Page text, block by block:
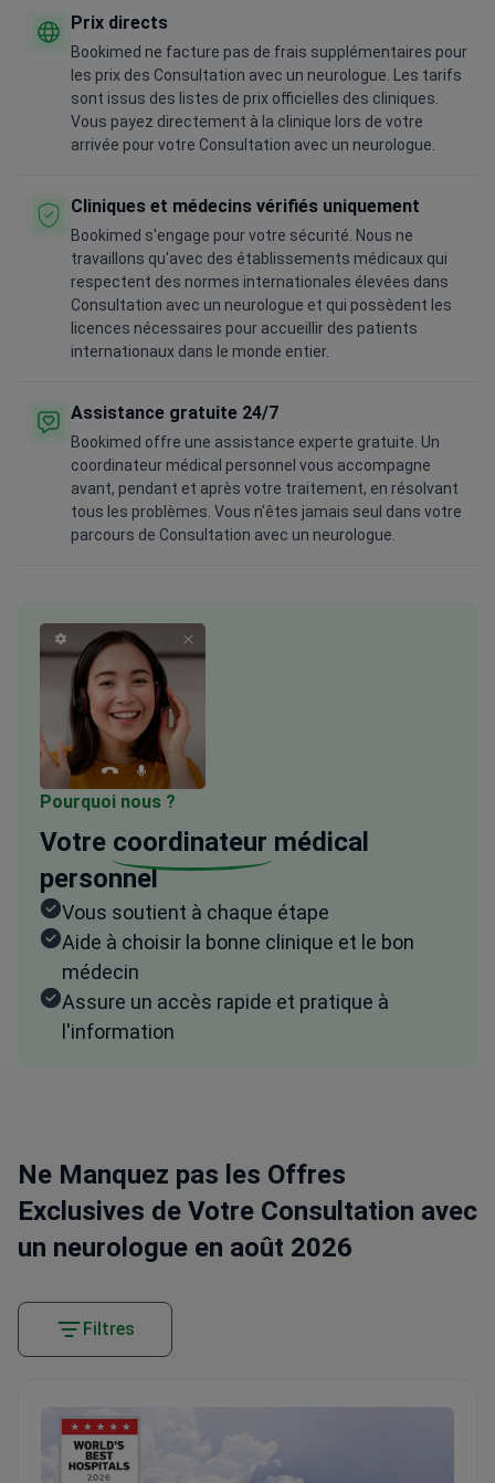
Prix directs
Bookimed ne facture pas de frais supplémentaires pour
les prix des Consultation avec un neurologue. Les tarifs
sont issus des listes de prix officielles des cliniques.
Vous payez directement à la clinique lors de votre
arrivée pour votre Consultation avec un neurologue.
Cliniques et médecins vérifiés uniquement
Bookimed s'engage pour votre sécurité. Nous ne
travaillons qu'avec des établissements médicaux qui
respectent des normes internationales élevées dans
Consultation avec un neurologue et qui possèdent les
licences nécessaires pour accueillir des patients
internationaux dans le monde entier.
Assistance gratuite 24/7
Bookimed offre une assistance experte gratuite. Un
coordinateur médical personnel vous accompagne
avant, pendant et après votre traitement, en résolvant
tous les problèmes. Vous n'êtes jamais seul dans votre
parcours de Consultation avec un neurologue.
Pourquoi nous ?
Votre coordinateur médical
personnel
Vous soutient à chaque étape
Aide à choisir la bonne clinique et le bon
médecin
Assure un accès rapide et pratique à
l'information
Ne Manquez pas les Offres
Exclusives de Votre Consultation avec
un neurologue en août 2026
Filtres